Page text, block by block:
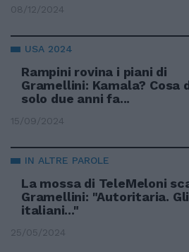
08/12/2024
USA 2024
Rampini rovina i piani di
Gramellini: Kamala? Cosa
solo due anni fa...
15/09/2024
IN ALTRE PAROLE
La mossa di TeleMeloni
Gramellini: "Autoritaria. Gli
italiani..."
25/05/2024